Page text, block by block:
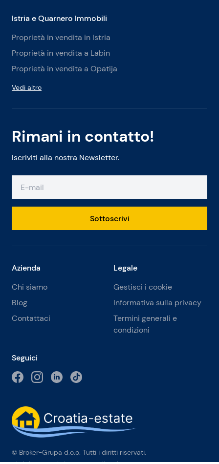
Rimani in contatto!
Iscriviti alla nostra Newsletter.
Sottoscrivi
Istria e Quarnero Immobili
Proprietà in vendita in Istria
Proprietà in vendita a Labin
Proprietà in vendita a Opatija
Vedi altro
Azienda
Chi siamo
Blog
Contattaci
Legale
Gestisci i cookie
Informativa sulla privacy
Termini generali e
condizioni
Seguici
© Broker-Grupa d.o.o. Tutti i diritti riservati.